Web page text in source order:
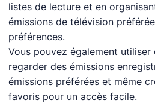
listes de lecture et en
émissions de télévision
préférences.
Vous pouvez également
regarder des émissions
émissions préférées et même
favoris pour un accès facile.